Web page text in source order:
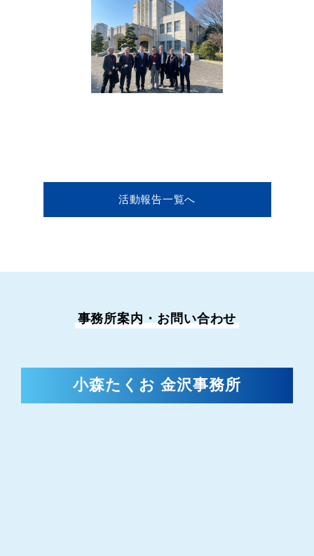
活動報告一覧へ
事務所案内・お問い合わせ
小森たくお 金沢事務所